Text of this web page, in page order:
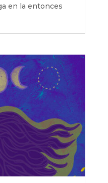
en la entonces